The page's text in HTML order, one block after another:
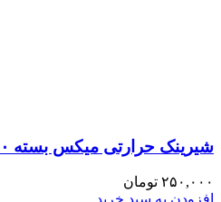
شیرینک حرارتی میکس بسته ۱۰۰ عددی
۲۵۰,۰۰۰ تومان